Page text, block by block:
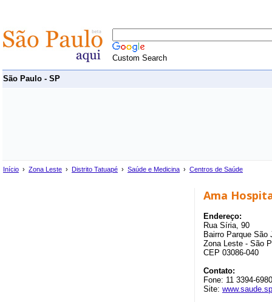
Custom Search
São Paulo - SP
Início › Zona Leste › Distrito Tatuapé › Saúde e Medicina › Centros de Saúde
Ama
Endereço:
Rua Síria, 90
Bairro Parque São
Zona Leste - São
CEP 03086-040
Contato:
Fone: 11 3394-6980
Site: